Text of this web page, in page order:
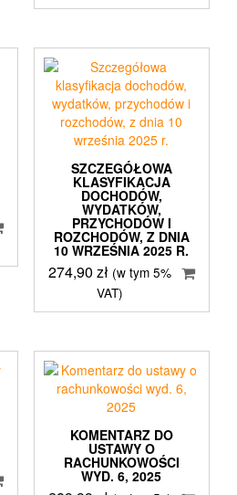
SZCZEGÓŁOWA
KLASYFIKACJA
DOCHODÓW,
WYDATKÓW,
PRZYCHODÓW I
ROZCHODÓW, Z DNIA
10 WRZEŚNIA 2025 R.
274,90zł (w tym 5%
VAT)
KOMENTARZ DO
USTAWY O
RACHUNKOWOŚCI
WYD. 6, 2025